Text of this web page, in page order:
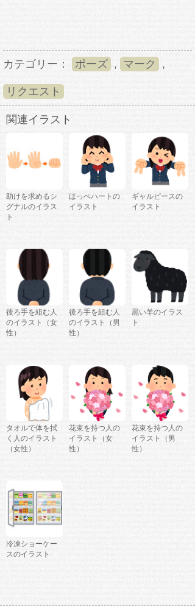
カテゴリー： ポーズ , マーク ,
リクエスト
関連イラスト
助けを求めるシ
グナルのイラス
ト
ほっぺハートの
イラスト
ギャルピースの
イラスト
後ろ手を組む人
のイラスト（女
性）
後ろ手を組む人
のイラスト（男
性）
黒い羊のイラス
ト
タオルで体を拭
く人のイラスト
（女性）
花束を持つ人の
イラスト（女
性）
花束を持つ人の
イラスト（男
性）
冷凍ショーケー
スのイラスト